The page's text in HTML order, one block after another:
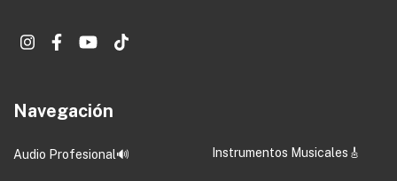
Navegación
Audio Profesional🔊 Instrumentos Musicales🎸